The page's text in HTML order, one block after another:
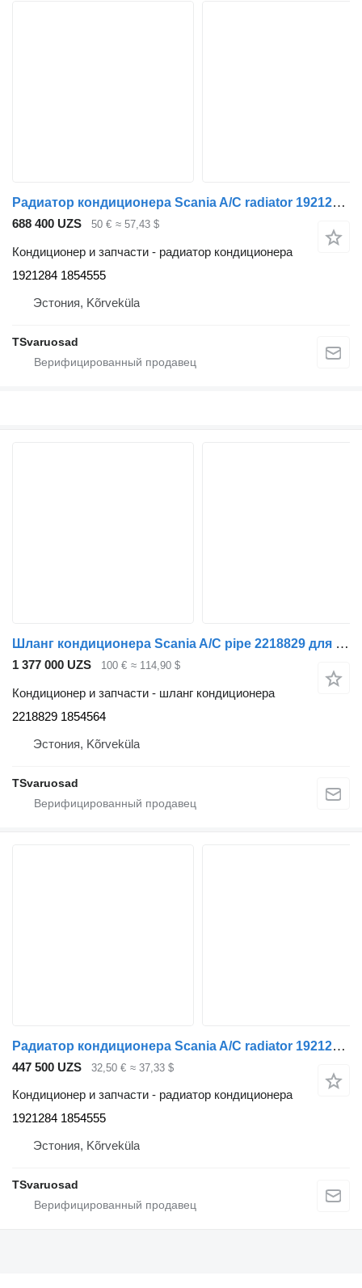
Радиатор кондиционера Scania A/C radiator 1921284 для тягача Scania G440
688 400 UZS 50 € ≈ 57,43 $
Кондиционер и запчасти - радиатор кондиционера
1921284 1854555
Эстония, Kõrveküla
TSvaruosad
Шланг кондиционера Scania A/C pipe 2218829 для тягача Scania G340
1 377 000 UZS 100 € ≈ 114,90 $
Кондиционер и запчасти - шланг кондиционера
2218829 1854564
Эстония, Kõrveküla
TSvaruosad
Радиатор кондиционера Scania A/C radiator 1921284 для тягача Scania G400
447 500 UZS 32,50 € ≈ 37,33 $
Кондиционер и запчасти - радиатор кондиционера
1921284 1854555
Эстония, Kõrveküla
TSvaruosad